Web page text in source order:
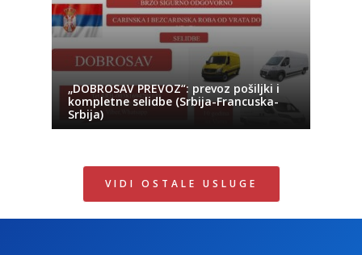
„DOBROSAV PREVOZ“: prevoz pošiljki i
kompletne selidbe (Srbija-Francuska-
Srbija)
VIDI OSTALE USLUGE